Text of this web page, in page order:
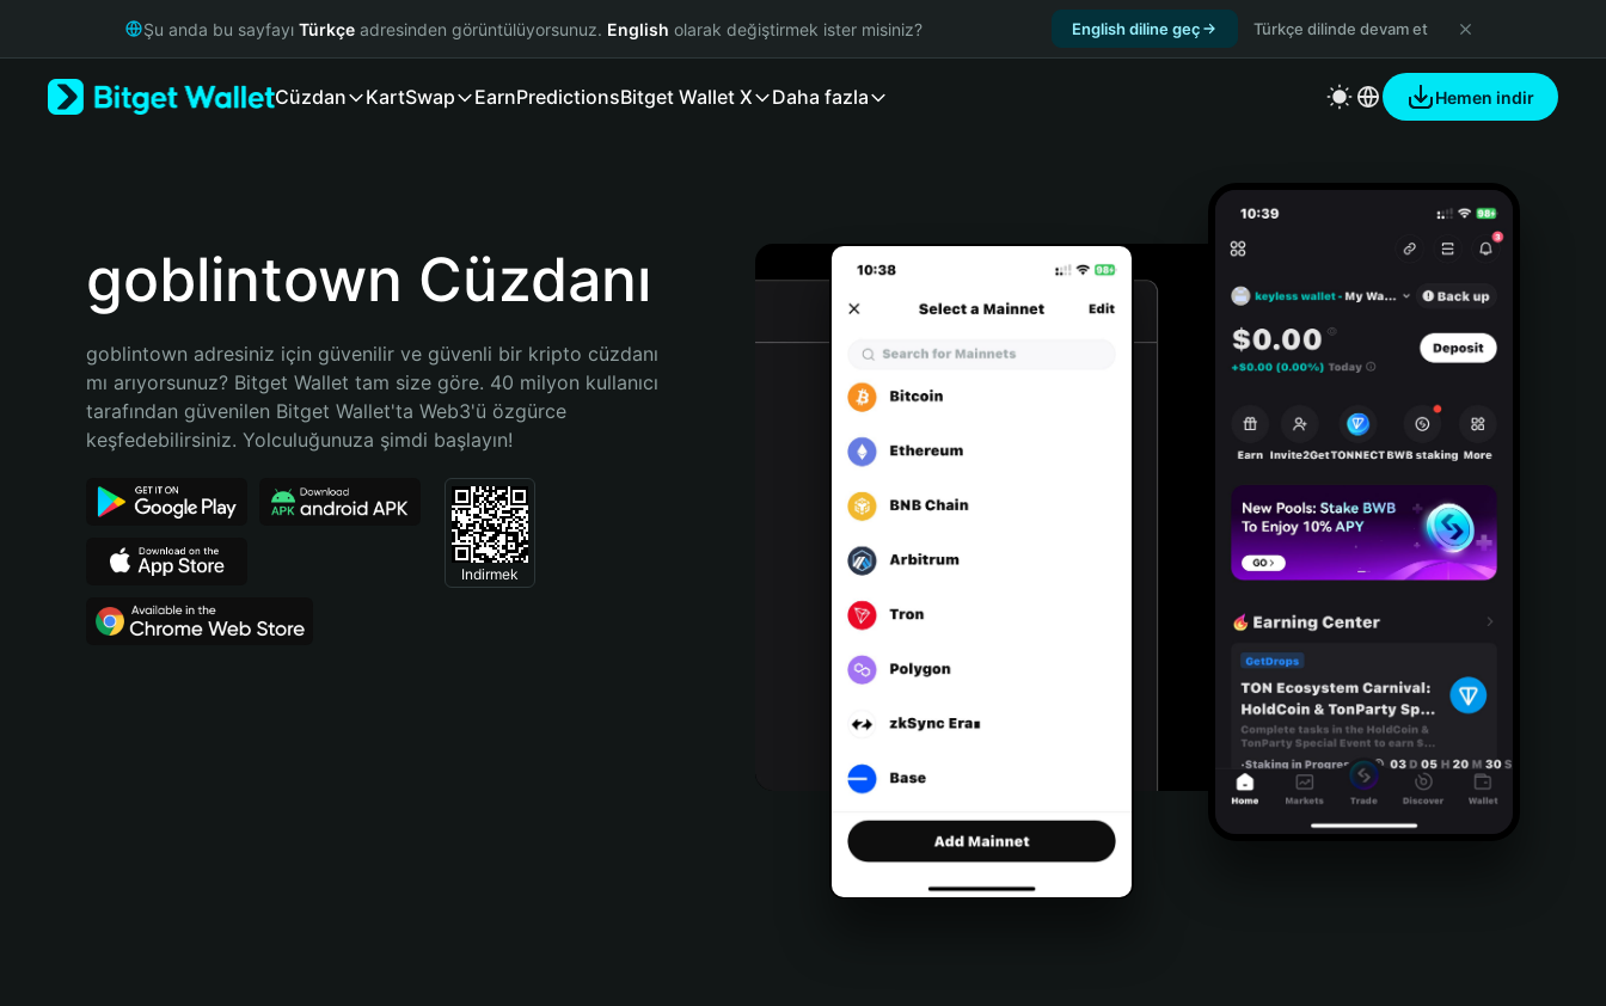
Русский
Bahasa Indonesia
Português (Brasil)
Şu anda bu sayfayı Türkçe adresinden görüntülüyorsunuz. English olarak değiştirmek ister misiniz? English diline geç Türkçe dilinde devam et
Cüzdan KartSwap EarnPredictionsBitget Wallet X Daha fazla Hemen indir
goblintown Cüzdanı
goblintown adresiniz için güvenilir ve güvenli bir kripto cüzdanı
mı arıyorsunuz? Bitget Wallet tam size göre. 40 milyon kullanıcı
tarafından güvenilen Bitget Wallet'ta Web3'ü özgürce
keşfedebilirsiniz. Yolculuğunuza şimdi başlayın!
Indirmek